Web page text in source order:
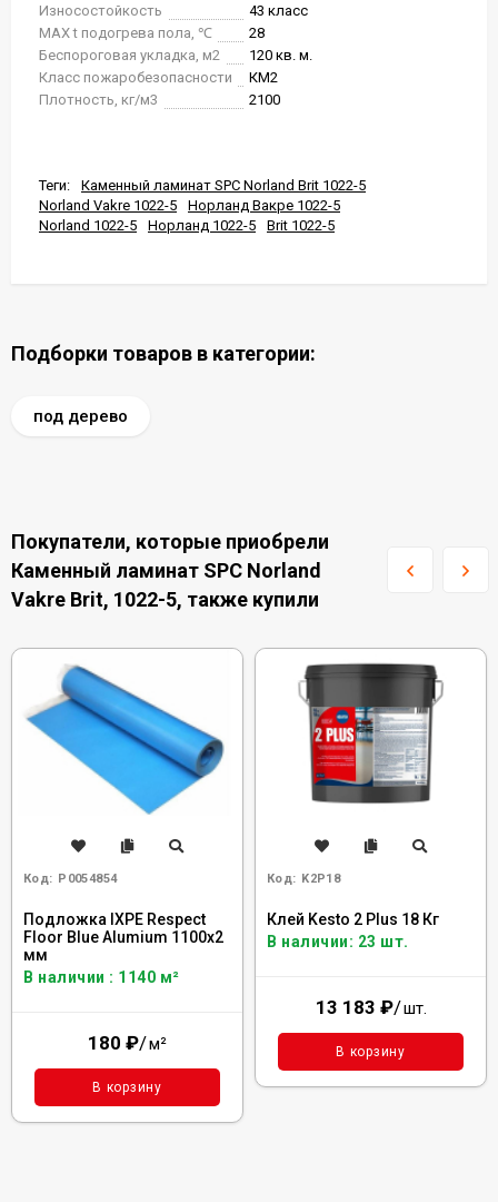
Износостойкость
43 класс
MAX t подогрева пола, ℃
28
Беспороговая укладка, м2
120 кв. м.
Класс пожаробезопасности
КМ2
Плотность, кг/м3
2100
Теги:
Каменный ламинат SPC Norland Brit 1022-5
Norland Vakre 1022-5
Норланд Вакре 1022-5
Norland 1022-5
Норланд 1022-5 Brit 1022-5
Подборки товаров в категории:
под дерево
Покупатели, которые приобрели
Каменный ламинат SPC Norland
Vakre Brit, 1022-5, также купили
Код: Р0054854
Подложка IXPE Respect
Floor Blue Alumium 1100х2
мм
В наличии : 1140 м²
180 ₽/м²
В корзину
Код: K2P18
Клей Kesto 2 Plus 18 Кг
В наличии: 23 шт.
13 183 ₽/шт.
В корзину